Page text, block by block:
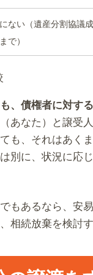
ない（遺産分割協議
で）
、債権者に対す
あなた）と譲受
も、それはあく
別に、状況に応
もあるなら、安
相続放棄を検討